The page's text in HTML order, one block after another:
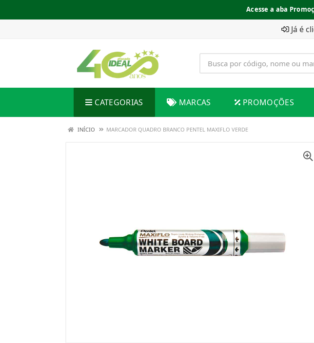
Acesse a aba
Já é
CATEGORIAS MARCAS PROMOÇÕES
INÍCIO MARCADOR QUADRO BRANCO PENTEL MAXIFLO VERDE